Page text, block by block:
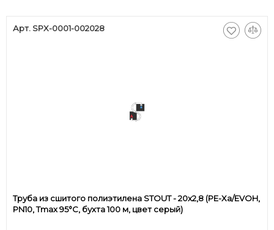
Арт. SPX-0001-002028
Труба из сшитого полиэтилена STOUT - 20x2,8 (PE-Xa/EVOH,
PN10, Tmax 95°C, бухта 100 м, цвет серый)